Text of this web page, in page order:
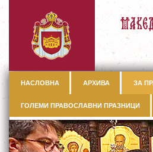
НАСЛОВНА АРХИВА ЗА
ГОЛЕМИ ПРАВОСЛАВНИ ПРАЗНИЦИ